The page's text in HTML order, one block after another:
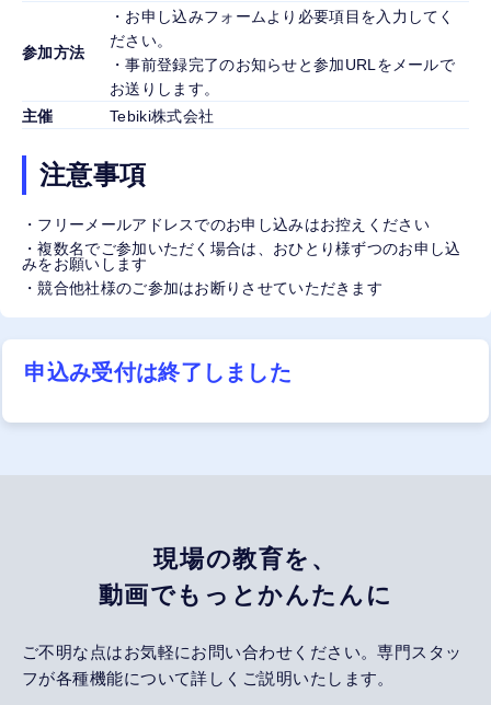
参加方法
・お申し込みフォームより必要項目を入力してく
ださい。
・事前登録完了のお知らせと参加URLをメールで
お送りします。
主催
Tebiki株式会社
注意事項
・フリーメールアドレスでのお申し込みはお控えください
・複数名でご参加いただく場合は、おひとり様ずつのお申し込
みをお願いします
・競合他社様のご参加はお断りさせていただきます
申込み受付は終了しました
現場の教育を、
動画でもっとかんたんに
ご不明な点はお気軽にお問い合わせください。専門スタッ
フが各種機能について詳しくご説明いたします。